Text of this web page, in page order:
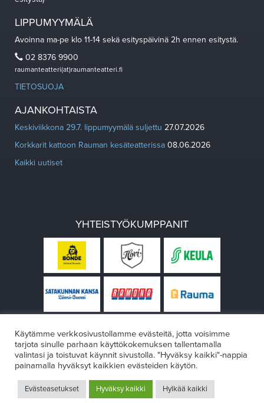
LIPPUMYYMÄLÄ
Avoinna ma-pe klo 11-14 sekä esityspäivinä 2h ennen esitystä.
02 8376 9900
raumanteatteri(at)raumanteatteri.fi
TIETOSUOJA
AJANKOHTAISTA
Keskiviikkona 29.7. lippumyymälä suljettu 27.07.2026
Korkkarit kattoon Rauman kesäteatterissa 08.06.2026
Kaikki uutiset
YHTEISTYÖKUMPPANIT
Design:VÄRIKÄS
Käytämme verkkosivustollamme evästeitä, jotta voisimme
tarjota sinulle parhaan käyttökokemuksen tallentamalla
valintasi ja toistuvat käynnit sivustolla. "Hyväksy kaikki"-nappia
painamalla hyväksyt kaikkien evästeiden käytön.
Evästeasetukset Hyväksy kaikki Hylkää kaikki